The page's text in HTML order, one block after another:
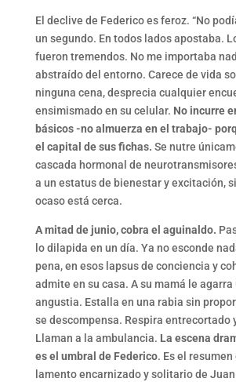
El declive de Federico es feroz. “No
un segundo. En todos lados apostaba.
fueron tremendos. No me importaba
abstraído del entorno. Carece de vida
ninguna cena, desprecia cualquier
ensimismado en su celular. No incurre
básicos -no almuerza en el trabajo-
el capital de sus fichas. Se nutre
cascada hormonal de
a un estatus de bienestar y excitación,
ocaso está cerca.
A mitad de junio, cobra el aguinaldo.
lo dilapida en un día. Ya no esconde
pena, en esos lapsus de conciencia y
admite en su casa. A su mamá le agarra
angustia. Estalla en una rabia sin
se descompensa. Respira entrecortado
Llaman a la ambulancia. La escena
es el umbral de Federico. Es el
lamento encarnizado y solitario de